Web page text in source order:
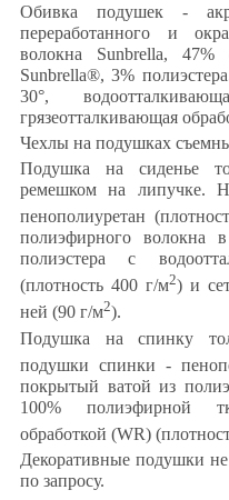
Обивка подушек -
переработанного и
волокна Sunbrella, 47%
Sunbrella®, 3%
30°,
грязеотталкивающая
Чехлы на подушках
Подушка на сиденье
ремешком на липучке.
пенополиуретан
полиэфирного волокна
полиэстера с
(плотность 400 г/м2) и
ней (90 г/м2).
Подушка на спинку
подушки спинки -
покрытый ватой из
100% полиэфирной
обработкой (WR)
Декоративные подушки
по запросу.